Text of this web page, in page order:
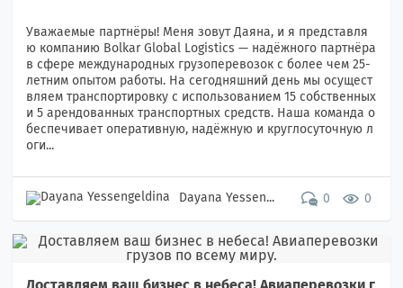
Уважаемые партнёры! Меня зовут Даяна, и я представля
ю компанию Bolkar Global Logistics — надёжного партнёра
в сфере международных грузоперевозок с более чем 25-
летним опытом работы. На сегодняшний день мы осущест
вляем транспортировку с использованием 15 собственных
и 5 арендованных транспортных средств. Наша команда о
беспечивает оперативную, надёжную и круглосуточную л
оги...
Dayana Yessen... 0 0